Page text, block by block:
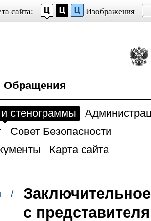
сайта: Изображения
Обращения
стенограммы
Совет Безопасности
Карта сайта
/
с